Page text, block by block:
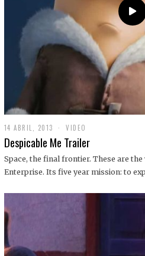
14 ABRIL, 2013
9
D
C
I
1
VIDEO
Despicable Me Trailer
Space, the final frontier. These are
Enterprise. Its five year mission: to